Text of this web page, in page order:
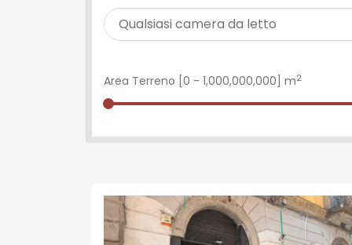
Area Terreno [ 0 - 1,000,000,000 ] m2